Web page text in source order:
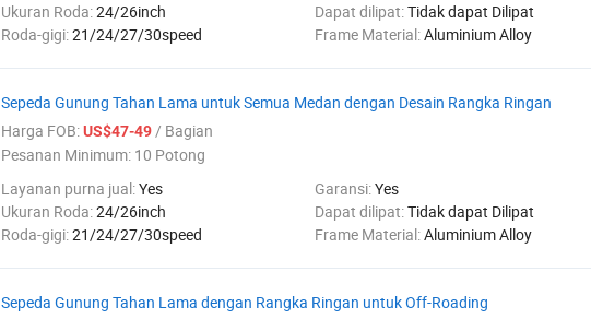
Ukuran Roda:24/26inch Dapat dilipat:Tidak dapat Dilipat
Roda-gigi:21/24/27/30speed Frame Material:Aluminium Alloy
Sepeda Gunung Tahan Lama untuk Semua Medan dengan Desain Rangka Ringan
Harga FOB:US$47-49/ Bagian
Pesanan Minimum: 10 Potong
Layanan purna jual:Yes Garansi:Yes
Ukuran Roda:24/26inch Dapat dilipat:Tidak dapat Dilipat
Roda-gigi:21/24/27/30speed Frame Material:Aluminium Alloy
Sepeda Gunung Tahan Lama dengan Rangka Ringan untuk Off-Roading